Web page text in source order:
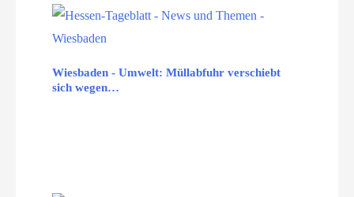
Wiesbaden - Umwelt: Müllabfuhr verschiebt
sich wegen…